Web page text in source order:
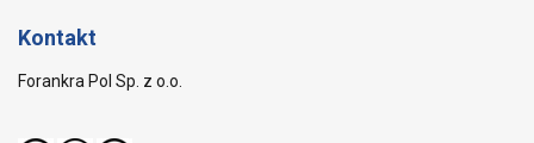
Kontakt
Forankra Pol Sp. z o.o.